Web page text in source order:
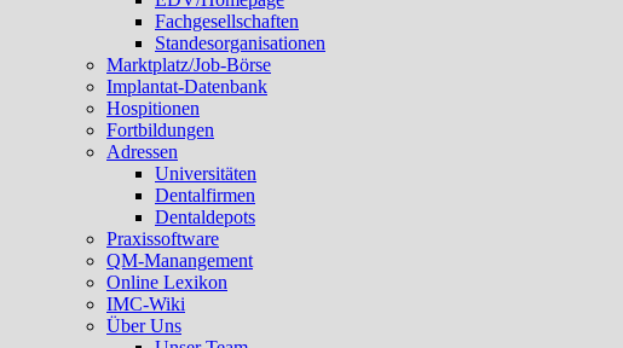
Fachgesellschaften
Standesorganisationen
Marktplatz/Job-Börse
Implantat-Datenbank
Hospitionen
Fortbildungen
Adressen
Universitäten
Dentalfirmen
Dentaldepots
Praxissoftware
QM-Manangement
Online Lexikon
IMC-Wiki
Über Uns